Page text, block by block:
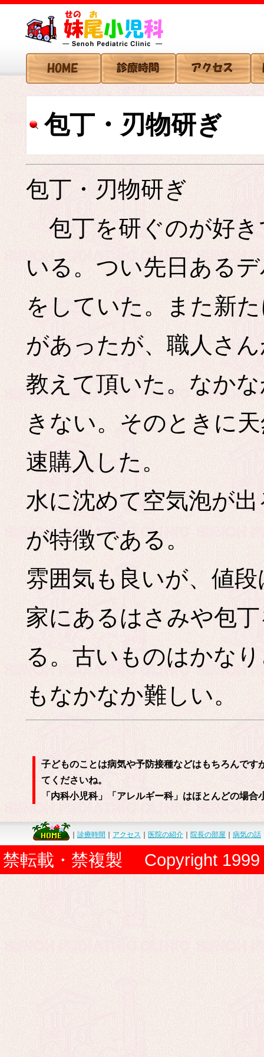
包丁・刃物研ぎ
包丁・刃物研ぎ
包丁を研ぐのが好き
いる。つい先日ある
をしていた。また新
があったが、職人さ
教えて頂いた。なか
きない。そのときに
速購入した。
水に沈めて空気泡が
が特徴である。
雰囲気も良いが、値
家にあるはさみや包
る。古いものはかな
もなかなか難しい。
子どものことは病気や予防接種などはもちろんで
てくださいね。
「内科小児科」「アレルギー科」はほとんどの場
診療時間 アクセス 医院の紹介 院長の部屋 病気の話
禁転載・禁複製 Copyright 1999